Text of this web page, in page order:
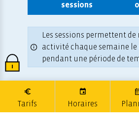
Tarifs Horaires
sessions
Les sessions permettent de
activité chaque semaine
pendant une période de